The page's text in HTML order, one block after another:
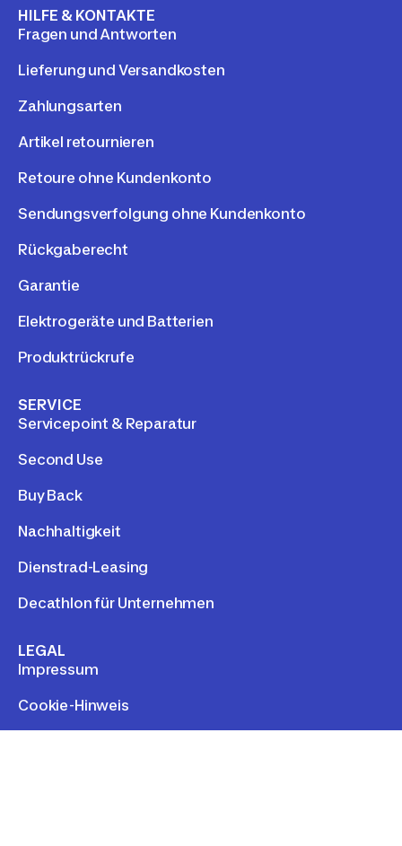
HILFE & KONTAKTE
Fragen und Antworten
Lieferung und Versandkosten
Zahlungsarten
Artikel retournieren
Retoure ohne Kundenkonto
Sendungsverfolgung ohne Kundenkonto
Rückgaberecht
Garantie
Elektrogeräte und Batterien
Produktrückrufe
SERVICE
Servicepoint & Reparatur
Second Use
Buy Back
Nachhaltigkeit
Dienstrad-Leasing
Decathlon für Unternehmen
LEGAL
Impressum
Cookie-Hinweis